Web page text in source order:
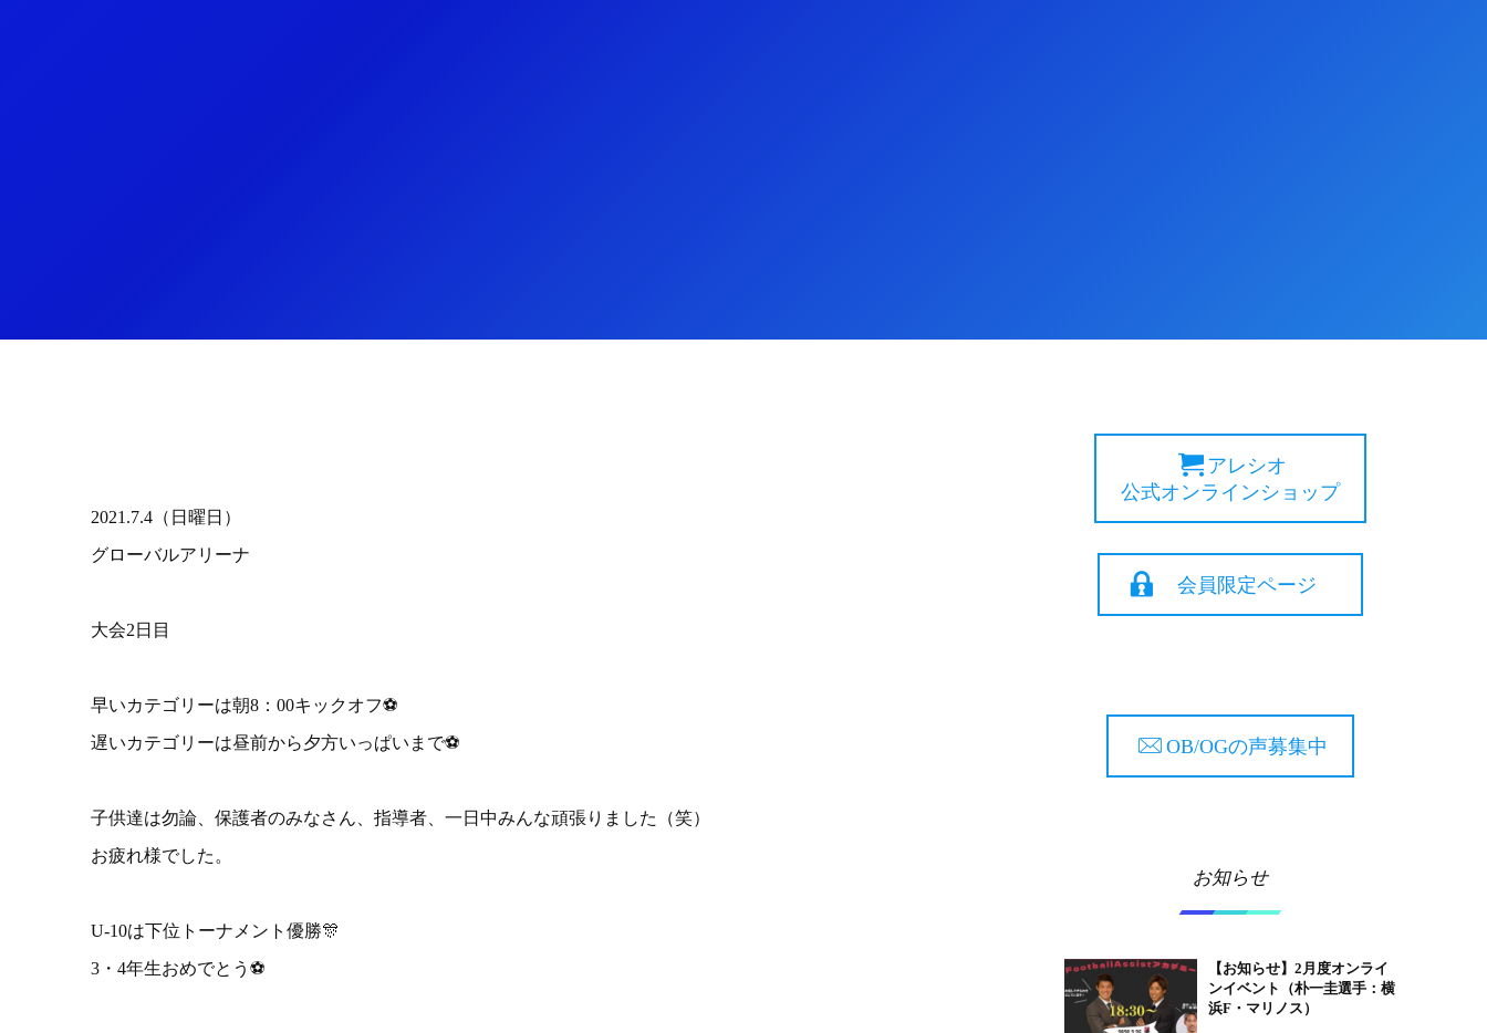
2021.7.4（日曜日）
グローバルアリーナ
大会2日目
早いカテゴリーは朝8：00キックオフ⚽
遅いカテゴリーは昼前から夕方いっぱいまで⚽
子供達は勿論、保護者のみなさん、指導者、一日中みんな頑張りました（笑）
お疲れ様でした。
U-10は下位トーナメント優勝🎊
3・4年生おめでとう⚽
アレシオ
公式オンラインショップ
会員限定ページ
OB/OGの声募集中
お知らせ
【お知らせ】2月度オンライ
ンイベント（朴一圭選手：横
浜F・マリノス）